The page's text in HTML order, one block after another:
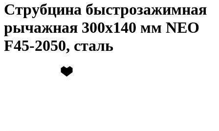
Струбцина быстрозажимная
рычажная 300х140 мм NEO
F45-2050, сталь